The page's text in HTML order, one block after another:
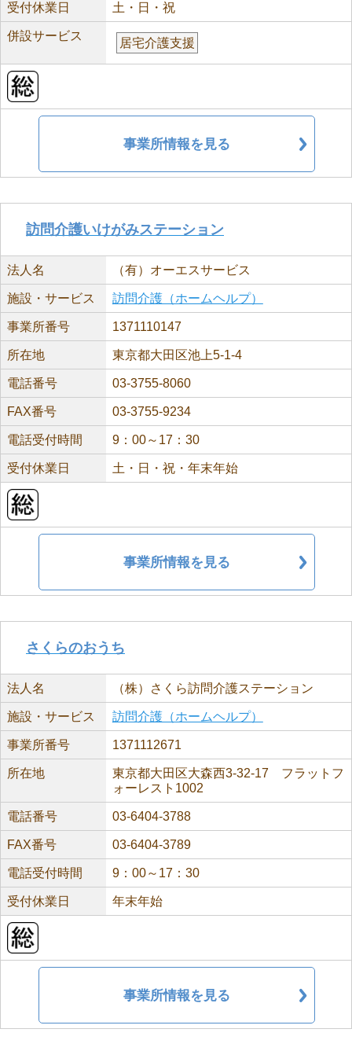
受付休業日 土・日・祝
併設サービス
居宅介護支援
事業所情報を見る
訪問介護いけがみステーション
法人名 （有）オーエスサービス
施設・サービス 訪問介護（ホームヘルプ）
事業所番号 1371110147
所在地 東京都大田区池上5-1-4
電話番号 03-3755-8060
FAX番号 03-3755-9234
電話受付時間 9：00～17：30
受付休業日 土・日・祝・年末年始
事業所情報を見る
さくらのおうち
法人名 （株）さくら訪問介護ステーション
施設・サービス 訪問介護（ホームヘルプ）
事業所番号 1371112671
所在地
東京都大田区大森西3-32-17 フラットフ
ォーレスト1002
電話番号 03-6404-3788
FAX番号 03-6404-3789
電話受付時間 9：00～17：30
受付休業日 年末年始
事業所情報を見る